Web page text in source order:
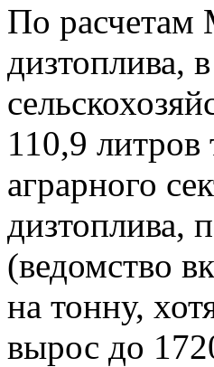
По расчетам
дизтоплива,
110,9 литров
аграрного
дизтоплива,
(ведомство
на тонну,
вырос до